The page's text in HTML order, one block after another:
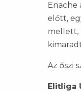
Enache
előtt,
mellett,
Az őszi
Elitliga